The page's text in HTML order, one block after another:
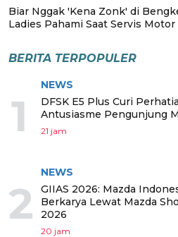
Biar Nggak 'Kena Zonk' di
Ladies Pahami Saat Servis Motor
BERITA TERPOPULER
1
NEWS
DFSK E5 Plus Curi
Antusiasme Pengunjung
21 jam
2
NEWS
GIIAS 2026: Mazda
Berkarya Lewat Mazda
2026
20 jam